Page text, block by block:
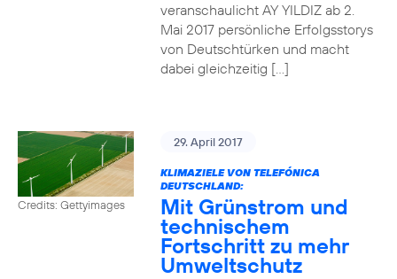
veranschaulicht AY YILDIZ ab 2.
Mai 2017 persönliche Erfolgsstorys
von Deutschtürken und macht
dabei gleichzeitig […]
Credits: Gettyimages
29. April 2017
KLIMAZIELE VON TELEFÓNICA
DEUTSCHLAND:
Mit Grünstrom und
technischem
Fortschritt zu mehr
Umweltschutz